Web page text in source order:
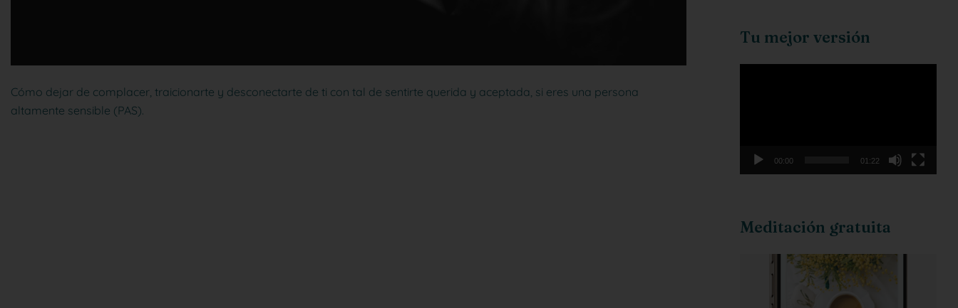
Cómo dejar de complacer, traicionarte y desconectarte de ti con tal de sentirte querida y aceptada, si eres una persona
altamente sensible (PAS).
Tu mejor versión
00:00 01:22
Meditación gratuita